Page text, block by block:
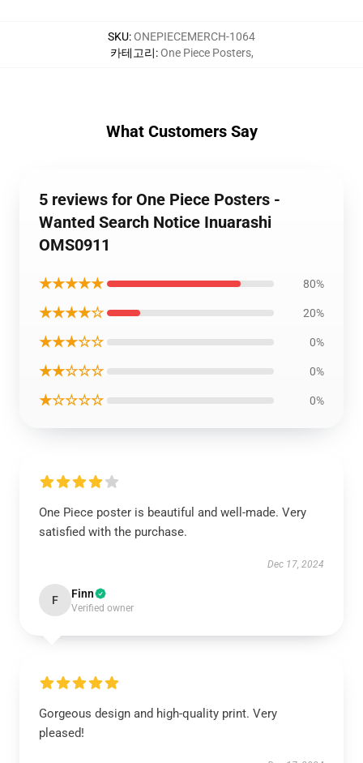
SKU:ONEPIECEMERCH-1064
카테고리:One Piece Posters,
What Customers Say
5 reviews for One Piece Posters -
Wanted Search Notice Inuarashi
OMS0911
★★★★★ 80%
★★★★☆ 20%
★★★☆☆ 0%
★★☆☆☆ 0%
★☆☆☆☆ 0%
One Piece poster is beautiful and well-made. Very
satisfied with the purchase.
Dec 17, 2024
F Finn
Verified owner
Gorgeous design and high-quality print. Very
pleased!